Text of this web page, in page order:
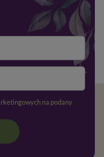
przetwarzanie danych osobowych zgodnie z